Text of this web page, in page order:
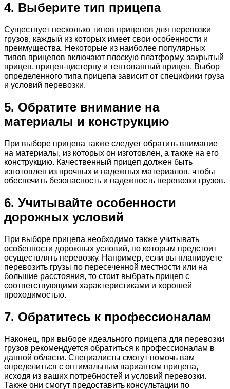
4. Выберите тип прицепа
Существует несколько типов прицепов для перевозки
грузов, каждый из которых имеет свои особенности и
преимущества. Некоторые из наиболее популярных
типов прицепов включают плоскую платформу, закрытый
прицеп, прицеп-цистерну и тентованный прицеп. Выбор
определенного типа прицепа зависит от специфики груза
и условий перевозки.
5. Обратите внимание на
материалы и конструкцию
При выборе прицепа также следует обратить внимание
на материалы, из которых он изготовлен, а также на его
конструкцию. Качественный прицеп должен быть
изготовлен из прочных и надежных материалов, чтобы
обеспечить безопасность и надежность перевозки грузов.
6. Учитывайте особенности
дорожных условий
При выборе прицепа необходимо также учитывать
особенности дорожных условий, по которым предстоит
осуществлять перевозку. Например, если вы планируете
перевозить грузы по пересеченной местности или на
большие расстояния, то стоит выбрать прицеп с
соответствующими характеристиками и хорошей
проходимостью.
7. Обратитесь к профессионалам
Наконец, при выборе идеального прицепа для перевозки
грузов рекомендуется обратиться к профессионалам в
данной области. Специалисты смогут помочь вам
определиться с оптимальным вариантом прицепа,
исходя из ваших потребностей и условий перевозки.
Также они смогут предоставить консультации по